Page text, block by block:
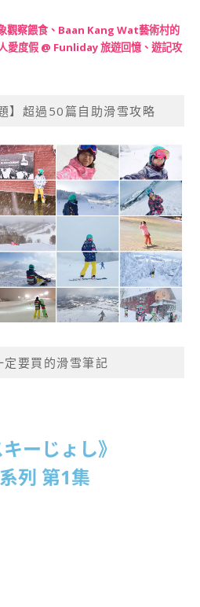
觀察餵食、Baan Kang Wat藝術村的
愛度假 @ Funliday 旅遊回憶、遊記攻
】超過50篇自助滑雪攻略
定要買的滑雪筆記